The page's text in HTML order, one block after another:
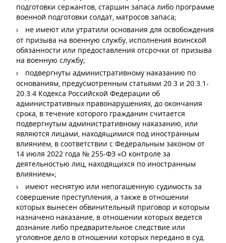
подготовки сержантов, старшин запаса либо программе
военной подготовки солдат, матросов запаса;
не имеют или утратили основания для освобождения
от призыва на военную службу, исполнения воинской
обязанности или предоставления отсрочки от призыва
на военную службу;
подвергнуты административному наказанию по
основаниям, предусмотренным статьями 20.3 и 20.3.1-
20.3.4 Кодекса Российской Федерации об
административных правонарушениях, до окончания
срока, в течение которого гражданин считается
подвергнутым административному наказанию, или
являются лицами, находящимися под иностранным
влиянием, в соответствии с Федеральным законом от
14 июля 2022 года № 255-ФЗ «О контроле за
деятельностью лиц, находящихся по иностранным
влиянием»;
имеют неснятую или непогашенную судимость за
совершение преступления, а также в отношении
которых вынесен обвинительный приговор и которым
назначено наказание, в отношении которых ведется
дознание либо предварительное следствие или
уголовное дело в отношении которых передано в суд.